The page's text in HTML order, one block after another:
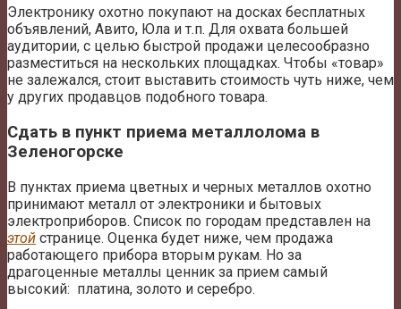
Электронику охотно покупают на досках бесплатных
объявлений, Авито, Юла и т.п. Для охвата большей
аудитории, с целью быстрой продажи целесообразно
разместиться на нескольких площадках. Чтобы «товар»
не залежался, стоит выставить стоимость чуть ниже, чем
у других продавцов подобного товара.
Сдать в пункт приема металлолома в
Зеленогорске
В пунктах приема цветных и черных металлов охотно
принимают металл от электроники и бытовых
электроприборов. Список по городам представлен на
этой странице. Оценка будет ниже, чем продажа
работающего прибора вторым рукам. Но за
драгоценные металлы ценник за прием самый
высокий: платина, золото и серебро.